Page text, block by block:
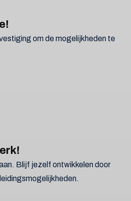
om de mogelijkheden te
Blijf jezelf ontwikkelen door